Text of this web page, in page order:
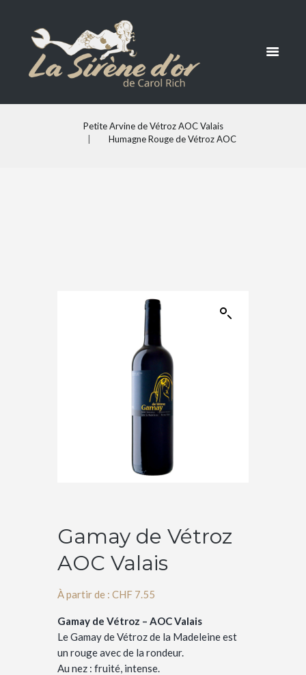
Petite Arvine de Vétroz AOC Valais
Humagne Rouge de Vétroz AOC
Gamay de Vétroz
AOC Valais
À partir de : CHF 7.55
Gamay de Vétroz – AOC Valais
Le Gamay de Vétroz de la Madeleine est
un rouge avec de la rondeur.
Au nez : fruité, intense.